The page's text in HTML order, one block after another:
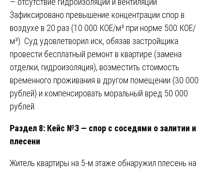
Зафиксировано превышение концентрации спор в
воздухе в 20 раз (10 000 КОЕ/м³ при норме 500 КОЕ/
м³). Суд удовлетворил иск, обязав застройщика
провести бесплатный ремонт в квартире (замена
отделки, гидроизоляция), возместить стоимость
временного проживания в другом помещении (30 000
рублей) и компенсировать моральный вред 50 000
рублей.
Раздел 8: Кейс №3 — спор с соседями о залитии и
плесени
Житель квартиры на 5-м этаже обнаружил плесень на